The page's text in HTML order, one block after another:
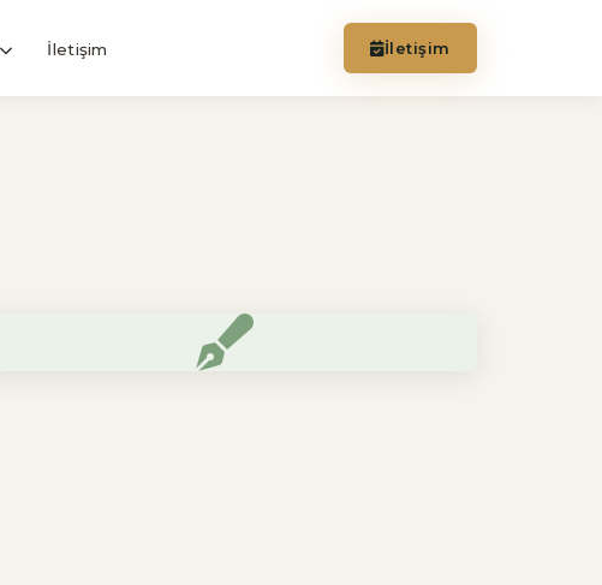
İletişim İletişim